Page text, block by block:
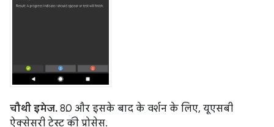
चौथी इमेज. 8.0 और इसके बाद के वर्शन के लिए, यूएसबी
ऐक्सेसरी टेस्ट की प्रोसेस.